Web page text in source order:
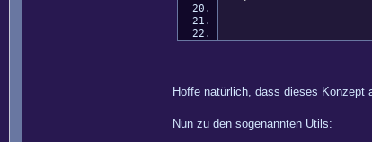
Hoffe natürlich, dass dieses Konzept
Nun zu den sogenannten Utils: